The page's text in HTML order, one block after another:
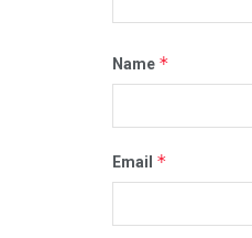
Name *
Email *